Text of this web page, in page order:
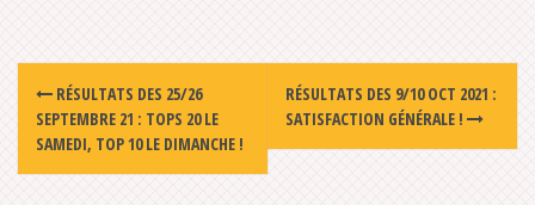
Post
navigation
RÉSULTATS DES 25/26
SEPTEMBRE 21 : TOPS 20 LE
SAMEDI, TOP 10 LE DIMANCHE !
RÉSULTATS DES 9/10 OCT 2021 :
SATISFACTION GÉNÉRALE !